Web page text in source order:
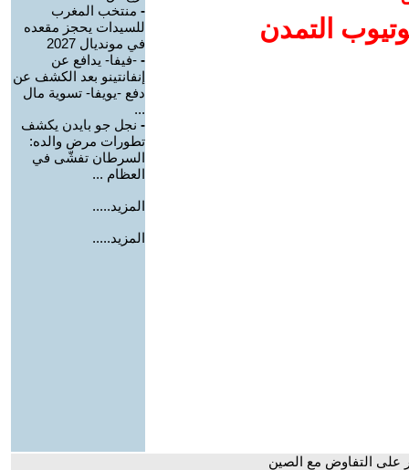
التمدن
- منتخب المغرب
للسيدات يحجز مقعده
في مونديال 2027
- -فيفا- يدافع عن
إنفانتينو بعد الكشف عن
دفع -يويفا- تسوية مال
...
- نجل جو بايدن يكشف
تطورات مرض والده:
السرطان تفشّى في
العظام ...
المزيد.....
المزيد.....
على التفاوض مع الصين